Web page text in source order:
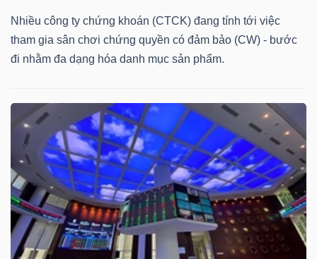
Nhiều công ty chứng khoán (CTCK) đang tính tới việc
tham gia sân chơi chứng quyền có đảm bảo (CW) - bước
đi nhằm đa dạng hóa danh mục sản phẩm.
DỊCH
VỤ
TIỆN
ÍCH